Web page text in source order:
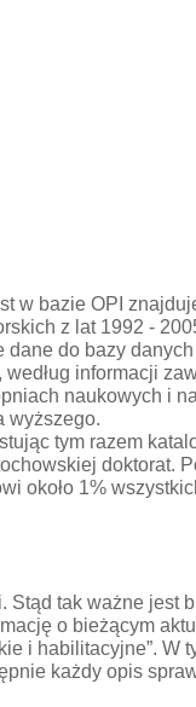
w bazie OPI
z lat 1992 -
do bazy
informacji
naukowych i
wyższego.
tym razem
doktorat.
około 1%
tak ważne jest
o bieżącym
i habilitacyjne”.
każdy opis